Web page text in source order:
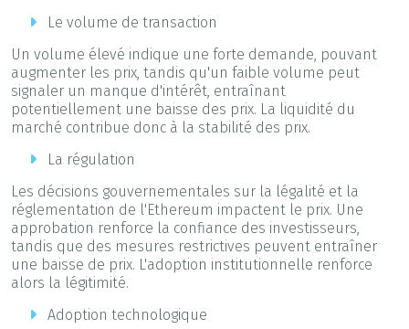
Le volume de transaction
Un volume élevé indique une forte demande, pouvant
augmenter les prix, tandis qu'un faible volume peut
signaler un manque d'intérêt, entraînant
potentiellement une baisse des prix. La liquidité du
marché contribue donc à la stabilité des prix.
La régulation
Les décisions gouvernementales sur la légalité et la
réglementation de l'Ethereum impactent le prix. Une
approbation renforce la confiance des investisseurs,
tandis que des mesures restrictives peuvent entraîner
une baisse de prix. L'adoption institutionnelle renforce
alors la légitimité.
Adoption technologique